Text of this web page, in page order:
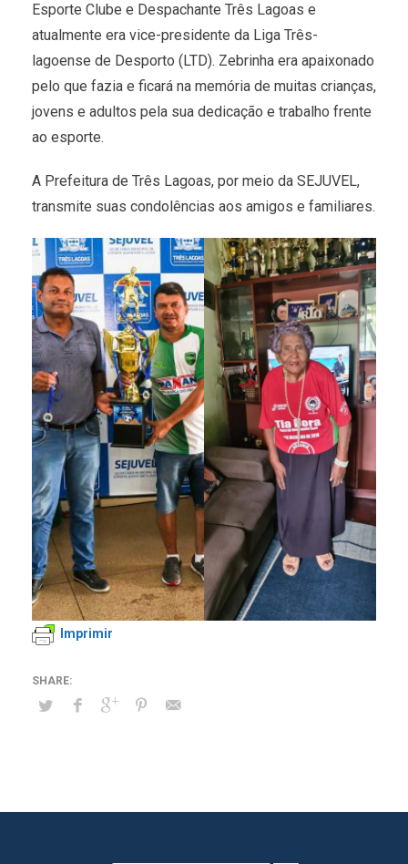
Esporte Clube e Despachante Três Lagoas e
atualmente era vice-presidente da Liga Três-
lagoense de Desporto (LTD). Zebrinha era apaixonado
pelo que fazia e ficará na memória de muitas crianças,
jovens e adultos pela sua dedicação e trabalho frente
ao esporte.
A Prefeitura de Três Lagoas, por meio da SEJUVEL,
transmite suas condolências aos amigos e familiares.
Imprimir